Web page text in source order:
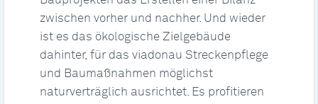
zwischen vorher und nachher. Und wieder
ist es das ökologische Zielgebäude
dahinter, für das viadonau Streckenpflege
und Baumaßnahmen möglichst
naturverträglich ausrichtet. Es profitieren